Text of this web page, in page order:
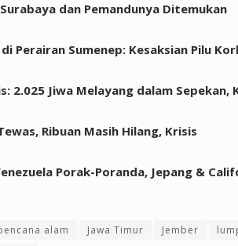
dan Pemandunya Ditemukan
Perairan Sumenep: Kesaksian Pilu
2.025 Jiwa Melayang dalam Sepekan,
Ribuan Masih Hilang, Krisis
Porak-Poranda, Jepang &
alam Jawa Timur Jember